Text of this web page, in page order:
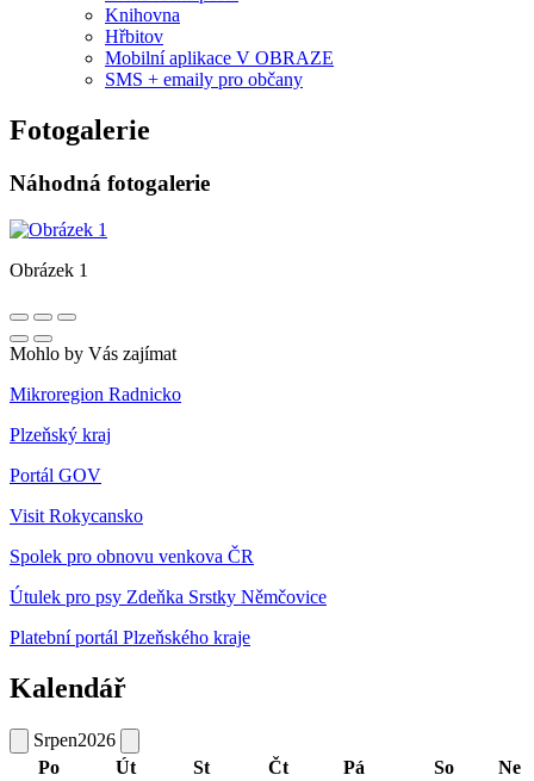
Knihovna
Hřbitov
Mobilní aplikace V OBRAZE
SMS + emaily pro občany
Fotogalerie
Náhodná fotogalerie
Obrázek 1
Mohlo by Vás zajímat
Mikroregion Radnicko
Plzeňský kraj
Portál GOV
Visit Rokycansko
Spolek pro obnovu venkova ČR
Útulek pro psy Zdeňka Srstky Němčovice
Platební portál Plzeňského kraje
Kalendář
Srpen2026
Po
Út St Čt Pá So
Ne